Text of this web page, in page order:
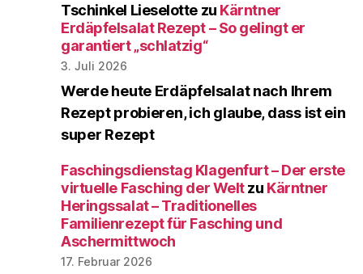
Tschinkel Lieselotte zu Kärntner
Erdäpfelsalat Rezept – So gelingt er
garantiert „schlatzig“
3. Juli 2026
Werde heute Erdäpfelsalat nach Ihrem
Rezept probieren, ich glaube, dass ist ein
super Rezept
Faschingsdienstag Klagenfurt – Der erste
virtuelle Fasching der Weltzu Kärntner
Heringssalat – Traditionelles
Familienrezept für Fasching und
Aschermittwoch
17. Februar 2026